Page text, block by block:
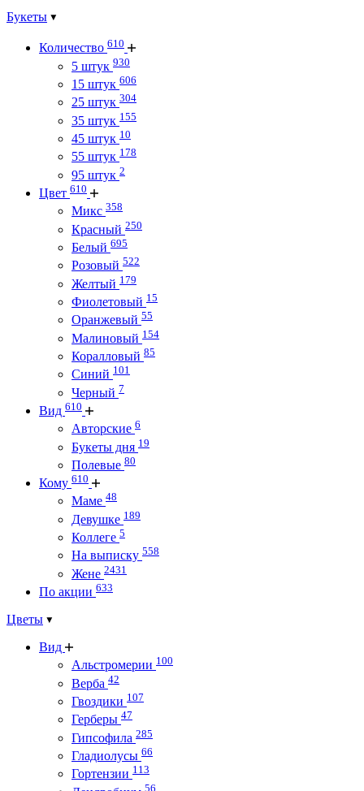
Букеты
Количество 610
5 штук 930
15 штук 606
25 штук 304
35 штук 155
45 штук 10
55 штук 178
95 штук 2
Цвет 610
Микс 358
Красный 250
Белый 695
Розовый 522
Желтый 179
Фиолетовый 15
Оранжевый 55
Малиновый 154
Коралловый 85
Синий 101
Черный 7
Вид 610
Авторские 6
Букеты дня 19
Полевые 80
Кому 610
Маме 48
Девушке 189
Коллеге 5
На выписку 558
Жене 2431
По акции 633
Цветы
Вид
Альстромерии 100
Верба 42
Гвоздики 107
Герберы 47
Гипсофила 285
Гладиолусы 66
Гортензии 113
56